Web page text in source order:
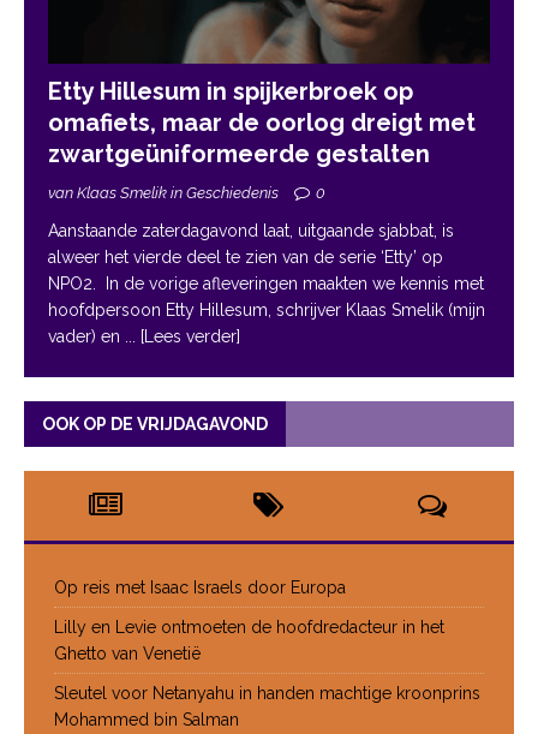
Etty Hillesum in spijkerbroek op
omafiets, maar de oorlog dreigt met
zwartgeüniformeerde gestalten
van Klaas Smelik in Geschiedenis 0
Aanstaande zaterdagavond laat, uitgaande sjabbat, is
alweer het vierde deel te zien van de serie ‘Etty’ op
NPO2. In de vorige afleveringen maakten we kennis met
hoofdpersoon Etty Hillesum, schrijver Klaas Smelik (mijn
vader) en
... [Lees verder]
OOK OP DE VRIJDAGAVOND
Op reis met Isaac Israels door Europa
Lilly en Levie ontmoeten de hoofdredacteur in het
Ghetto van Venetië
Sleutel voor Netanyahu in handen machtige kroonprins
Mohammed bin Salman